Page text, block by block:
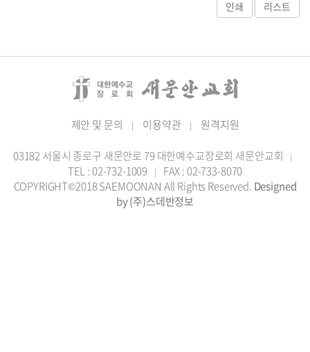
제안 및 문의 | 이용약관 | 원격지원
03182 서울시 종로구 새문안로 79 대한예수교장로회 새문안교회 |
TEL : 02-732-1009 |
FAX : 02-733-8070
COPYRIGHT©2018 SAEMOONAN All Rights Reserved. Designed
by (주)스데반정보